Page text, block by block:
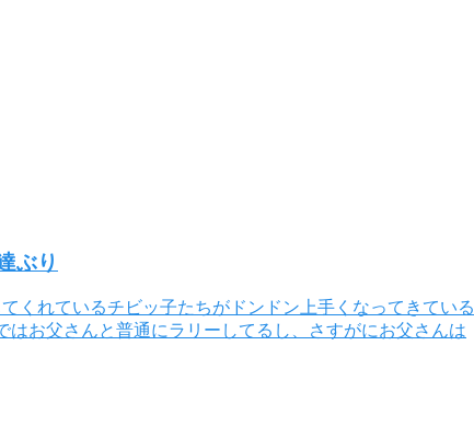
ぶり
くれているチビッ子たちがドンドン上手くなってきている
お父さんと普通にラリーしてるし、さすがにお父さんは